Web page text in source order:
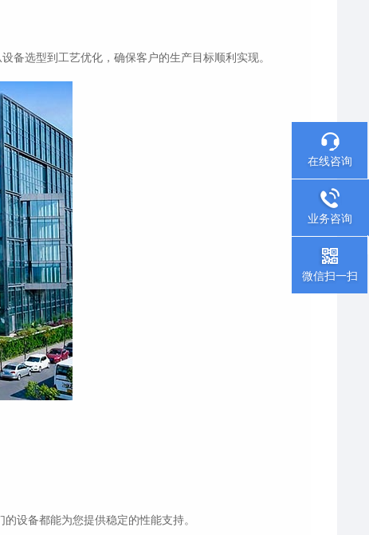
备选型到工艺优化，确保客户的生产目标顺利实现。
设备都能为您提供稳定的性能支持。
在线咨询
业务咨询
微信扫一扫